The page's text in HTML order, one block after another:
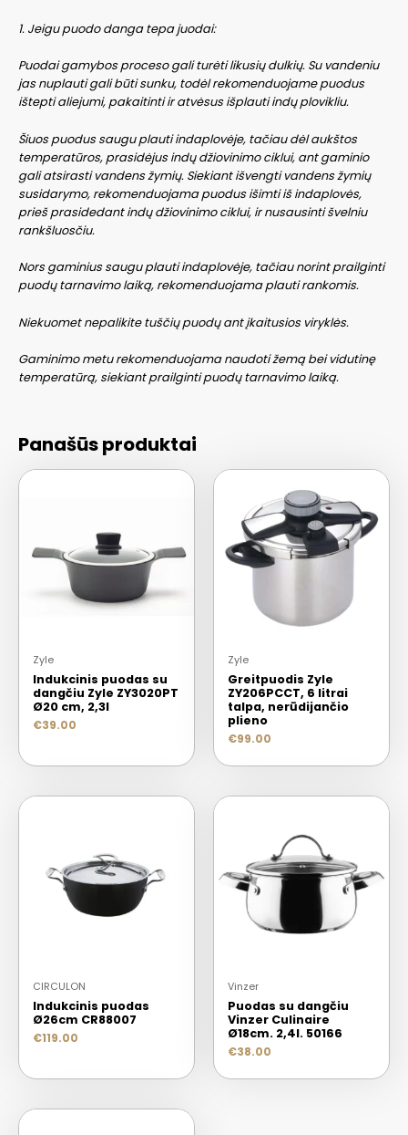
1. Jeigu puodo danga tepa juodai:
Puodai gamybos proceso gali turėti likusių dulkių. Su vandeniu
jas nuplauti gali būti sunku, todėl rekomenduojame puodus
ištepti aliejumi, pakaitinti ir atvėsus išplauti indų plovikliu.
Šiuos puodus saugu plauti indaplovėje, tačiau dėl aukštos
temperatūros, prasidėjus indų džiovinimo ciklui, ant gaminio
gali atsirasti vandens žymių. Siekiant išvengti vandens žymių
susidarymo, rekomenduojama puodus išimti iš indaplovės,
prieš prasidedant indų džiovinimo ciklui, ir nusausinti švelniu
rankšluosčiu.
Nors gaminius saugu plauti indaplovėje, tačiau norint prailginti
puodų tarnavimo laiką, rekomenduojama plauti rankomis.
Niekuomet nepalikite tuščių puodų ant įkaitusios viryklės.
Gaminimo metu rekomenduojama naudoti žemą bei vidutinę
temperatūrą, siekiant prailginti puodų tarnavimo laiką.
Panašūs produktai
Zyle
Indukcinis puodas su
dangčiu Zyle ZY3020PT
Ø20 cm, 2,3l
€39.00
Zyle
Greitpuodis Zyle
ZY206PCCT, 6 litrai
talpa, nerūdijančio
plieno
€99.00
CIRCULON
Indukcinis puodas
Ø26cm CR88007
€119.00
Vinzer
Puodas su dangčiu
Vinzer Culinaire
Ø18cm. 2,4l. 50166
€38.00